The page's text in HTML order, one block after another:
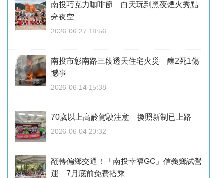
南投巧克力咖啡節 白天玩到黑夜煙火秀點
亮夜空
2026-06-27 18:56
南投市彰南路三段透天住宅火災 釀2死1傷
憾事
2026-06-14 15:38
70歲以上高齡駕駛注意 換照新制已上路
2026-06-04 20:32
翻轉偏鄉交通！「南投幸福GO」信義鄉試營
運 7月底前免費搭乘